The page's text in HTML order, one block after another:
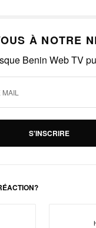
À NOTRE
Benin Web TV
S'INSCRIRE